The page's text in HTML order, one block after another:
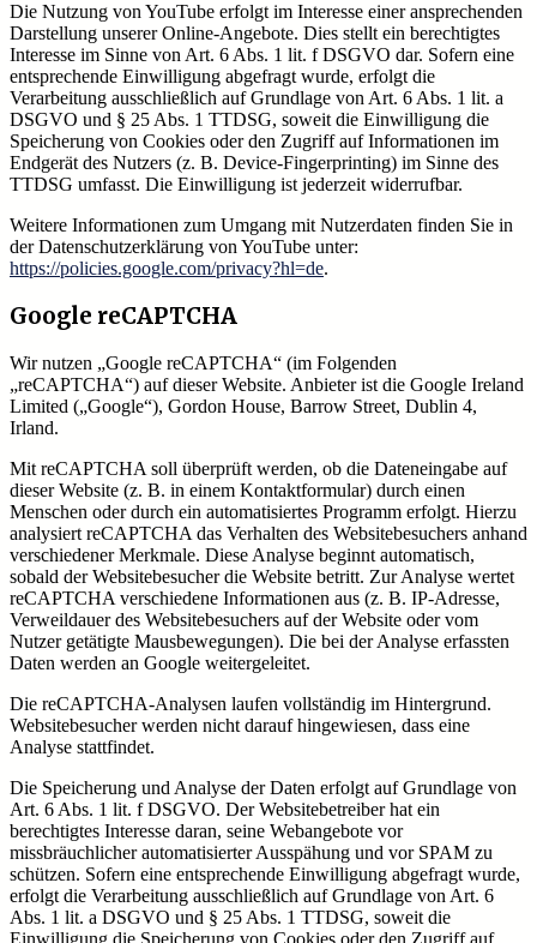
Die Nutzung von YouTube erfolgt im Interesse einer ansprechenden
Darstellung unserer Online-Angebote. Dies stellt ein berechtigtes
Interesse im Sinne von Art. 6 Abs. 1 lit. f DSGVO dar. Sofern eine
entsprechende Einwilligung abgefragt wurde, erfolgt die
Verarbeitung ausschließlich auf Grundlage von Art. 6 Abs. 1 lit. a
DSGVO und § 25 Abs. 1 TTDSG, soweit die Einwilligung die
Speicherung von Cookies oder den Zugriff auf Informationen im
Endgerät des Nutzers (z. B. Device-Fingerprinting) im Sinne des
TTDSG umfasst. Die Einwilligung ist jederzeit widerrufbar.
Weitere Informationen zum Umgang mit Nutzerdaten finden Sie in
der Datenschutzerklärung von YouTube unter:
https://policies.google.com/privacy?hl=de.
Google reCAPTCHA
Wir nutzen „Google reCAPTCHA“ (im Folgenden
„reCAPTCHA“) auf dieser Website. Anbieter ist die Google Ireland
Limited („Google“), Gordon House, Barrow Street, Dublin 4,
Irland.
Mit reCAPTCHA soll überprüft werden, ob die Dateneingabe auf
dieser Website (z. B. in einem Kontaktformular) durch einen
Menschen oder durch ein automatisiertes Programm erfolgt. Hierzu
analysiert reCAPTCHA das Verhalten des Websitebesuchers anhand
verschiedener Merkmale. Diese Analyse beginnt automatisch,
sobald der Websitebesucher die Website betritt. Zur Analyse wertet
reCAPTCHA verschiedene Informationen aus (z. B. IP-Adresse,
Verweildauer des Websitebesuchers auf der Website oder vom
Nutzer getätigte Mausbewegungen). Die bei der Analyse erfassten
Daten werden an Google weitergeleitet.
Die reCAPTCHA-Analysen laufen vollständig im Hintergrund.
Websitebesucher werden nicht darauf hingewiesen, dass eine
Analyse stattfindet.
Die Speicherung und Analyse der Daten erfolgt auf Grundlage von
Art. 6 Abs. 1 lit. f DSGVO. Der Websitebetreiber hat ein
berechtigtes Interesse daran, seine Webangebote vor
missbräuchlicher automatisierter Ausspähung und vor SPAM zu
schützen. Sofern eine entsprechende Einwilligung abgefragt wurde,
erfolgt die Verarbeitung ausschließlich auf Grundlage von Art. 6
Abs. 1 lit. a DSGVO und § 25 Abs. 1 TTDSG, soweit die
Einwilligung die Speicherung von Cookies oder den Zugriff auf